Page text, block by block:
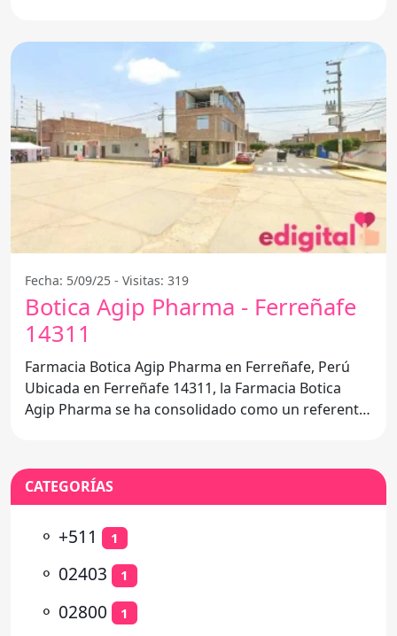
Fecha: 5/09/25 - Visitas: 319
Botica Agip Pharma - Ferreñafe
14311
Farmacia Botica Agip Pharma en Ferreñafe, Perú
Ubicada en Ferreñafe 14311, la Farmacia Botica
Agip Pharma se ha consolidado como un referente
CATEGORÍAS
⚬ +511 1
⚬ 02403 1
⚬ 02800 1